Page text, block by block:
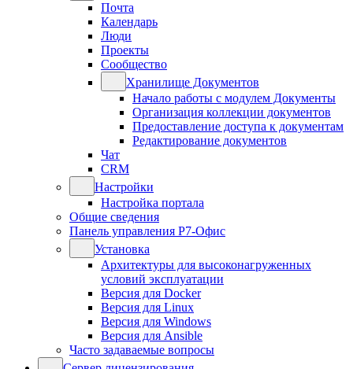
Почта
Календарь
Люди
Проекты
Сообщество
Хранилище Документов
Начало работы с модулем Документы
Организация коллекции документов
Предоставление доступа к документам
Редактирование документов
Чат
CRM
Настройки
Настройка портала
Общие сведения
Панель управления Р7-Офис
Установка
Архитектуры для высоконагруженных
условий эксплуатации
Версия для Docker
Версия для Linux
Версия для Windows
Версия для Ansible
Часто задаваемые вопросы